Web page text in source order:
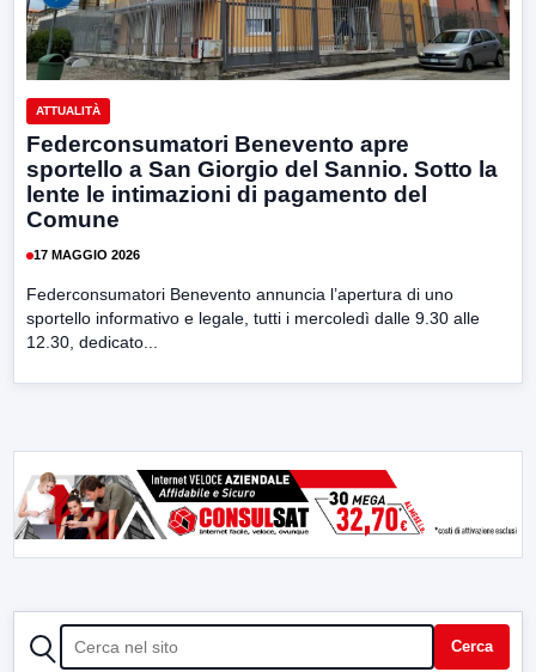
ATTUALITÀ
Federconsumatori Benevento apre
sportello a San Giorgio del Sannio. Sotto la
lente le intimazioni di pagamento del
Comune
17 MAGGIO 2026
Federconsumatori Benevento annuncia l’apertura di uno
sportello informativo e legale, tutti i mercoledì dalle 9.30 alle
12.30, dedicato...
CERCA Cerca